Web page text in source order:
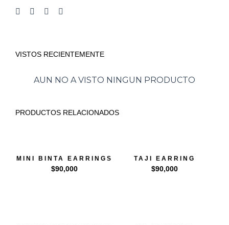
VISTOS RECIENTEMENTE
AUN NO A VISTO NINGUN PRODUCTO
PRODUCTOS RELACIONADOS
MINI BINTA EARRINGS
$90,000
TAJI EARRING
$90,000